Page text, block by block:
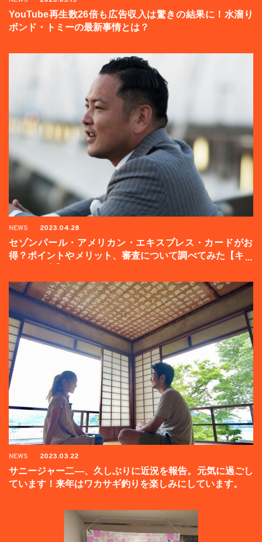
YouTube再生数26倍も広告収入は驚きの結果に！水溜り
ボンド・トミーの最新事情とは？
NEWS 2023.04.28
セゾンパール・アメリカン・エキスプレス・カードがお
得？ポイントやメリット、審査について調べてみた【キャ
NEWS 2023.03.22
サニージャー二―、久しぶりに近況を報告。元気に過ごし
ています！来年はワカサギ釣りを楽しみにしています。